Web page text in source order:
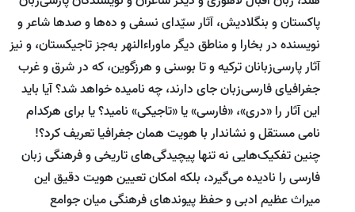
پاکستان و بنگلادیش، آثار سیّدای نسفی و ده‌ها و صدها شاعر و
نویسنده در بخارا و مناطق دیگر ماوراءالنهر به‌جز تاجیکستان، و نیز
آثار پارسی‌زبانان ترکیه و تا بوسنی و هرزگوین، که در شرق و غرب
جغرافیای فارسی‌زبان جای دارند، چه نامیده خواهد شد؟ آیا باید
این آثار را «دری»، «فارسی» یا «تاجیکی» نامید؟ یا برای هرکدام
نامی مستقل و نشاندار با هویت همان جغرافیا تعریف کرد؟!
چنین تفکیک‌هایی نه تنها پیچیدگی‌های تاریخی و فرهنگی زبان
فارسی را نادیده می‌گیرد، بلکه امکان تعیین هویت دقیق این
میراث عظیم ادبی و حفظ پیوندهای فرهنگی میان جوامع